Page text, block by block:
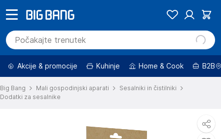
Akcije & promocije Kuhinje Home & Cook B2B
Big Bang Mali gospodinjski aparati
Sesalniki in čistilniki
Dodatki za sesalnike